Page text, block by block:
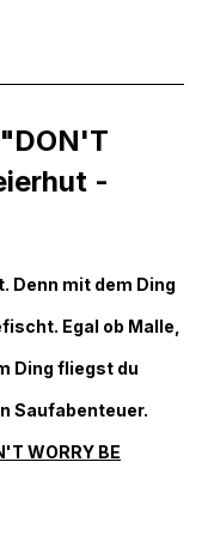
-
Denn mit dem Ding
Egal ob Malle,
Ding fliegst du
Saufabenteuer.
WORRY BE